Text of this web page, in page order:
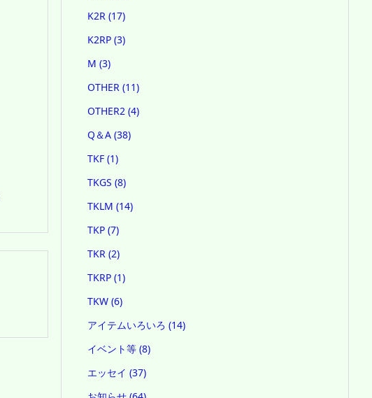
K2R (17)
K2RP (3)
M (3)
OTHER (11)
OTHER2 (4)
Q＆A (38)
TKF (1)
TKGS (8)
TKLM (14)
TKP (7)
TKR (2)
TKRP (1)
TKW (6)
アイテムいろいろ (14)
イベント等 (8)
エッセイ (37)